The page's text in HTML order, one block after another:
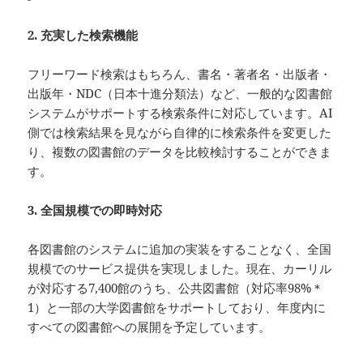
2. 充実した検索機能
フリーワード検索はもちろん、書名・著者名・出版者・
出版年・NDC（日本十進分類法）など、一般的な図書館
システムがサポートする検索条件に対応しています。AI
側では検索結果を見ながら自律的に検索条件を変更した
り、複数の図書館のデータを比較検討することができま
す。
3. 全国規模での即時対応
各図書館のシステムに追加の実装をすることなく、全国
規模でのサービス提供を実現しました。現在、カーリル
が対応する7,400館のうち、公共図書館（対応率98%＊
1）と一部の大学図書館をサポートしており、年度内に
すべての図書館への展開を予定しています。